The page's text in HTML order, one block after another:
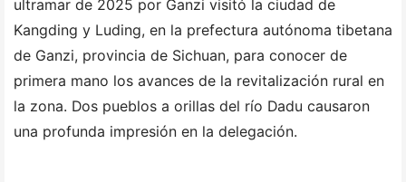
ultramar de 2025 por Ganzi visitó la ciudad de
Kangding y Luding, en la prefectura autónoma tibetana
de Ganzi, provincia de Sichuan, para conocer de
primera mano los avances de la revitalización rural en
la zona. Dos pueblos a orillas del río Dadu causaron
una profunda impresión en la delegación.